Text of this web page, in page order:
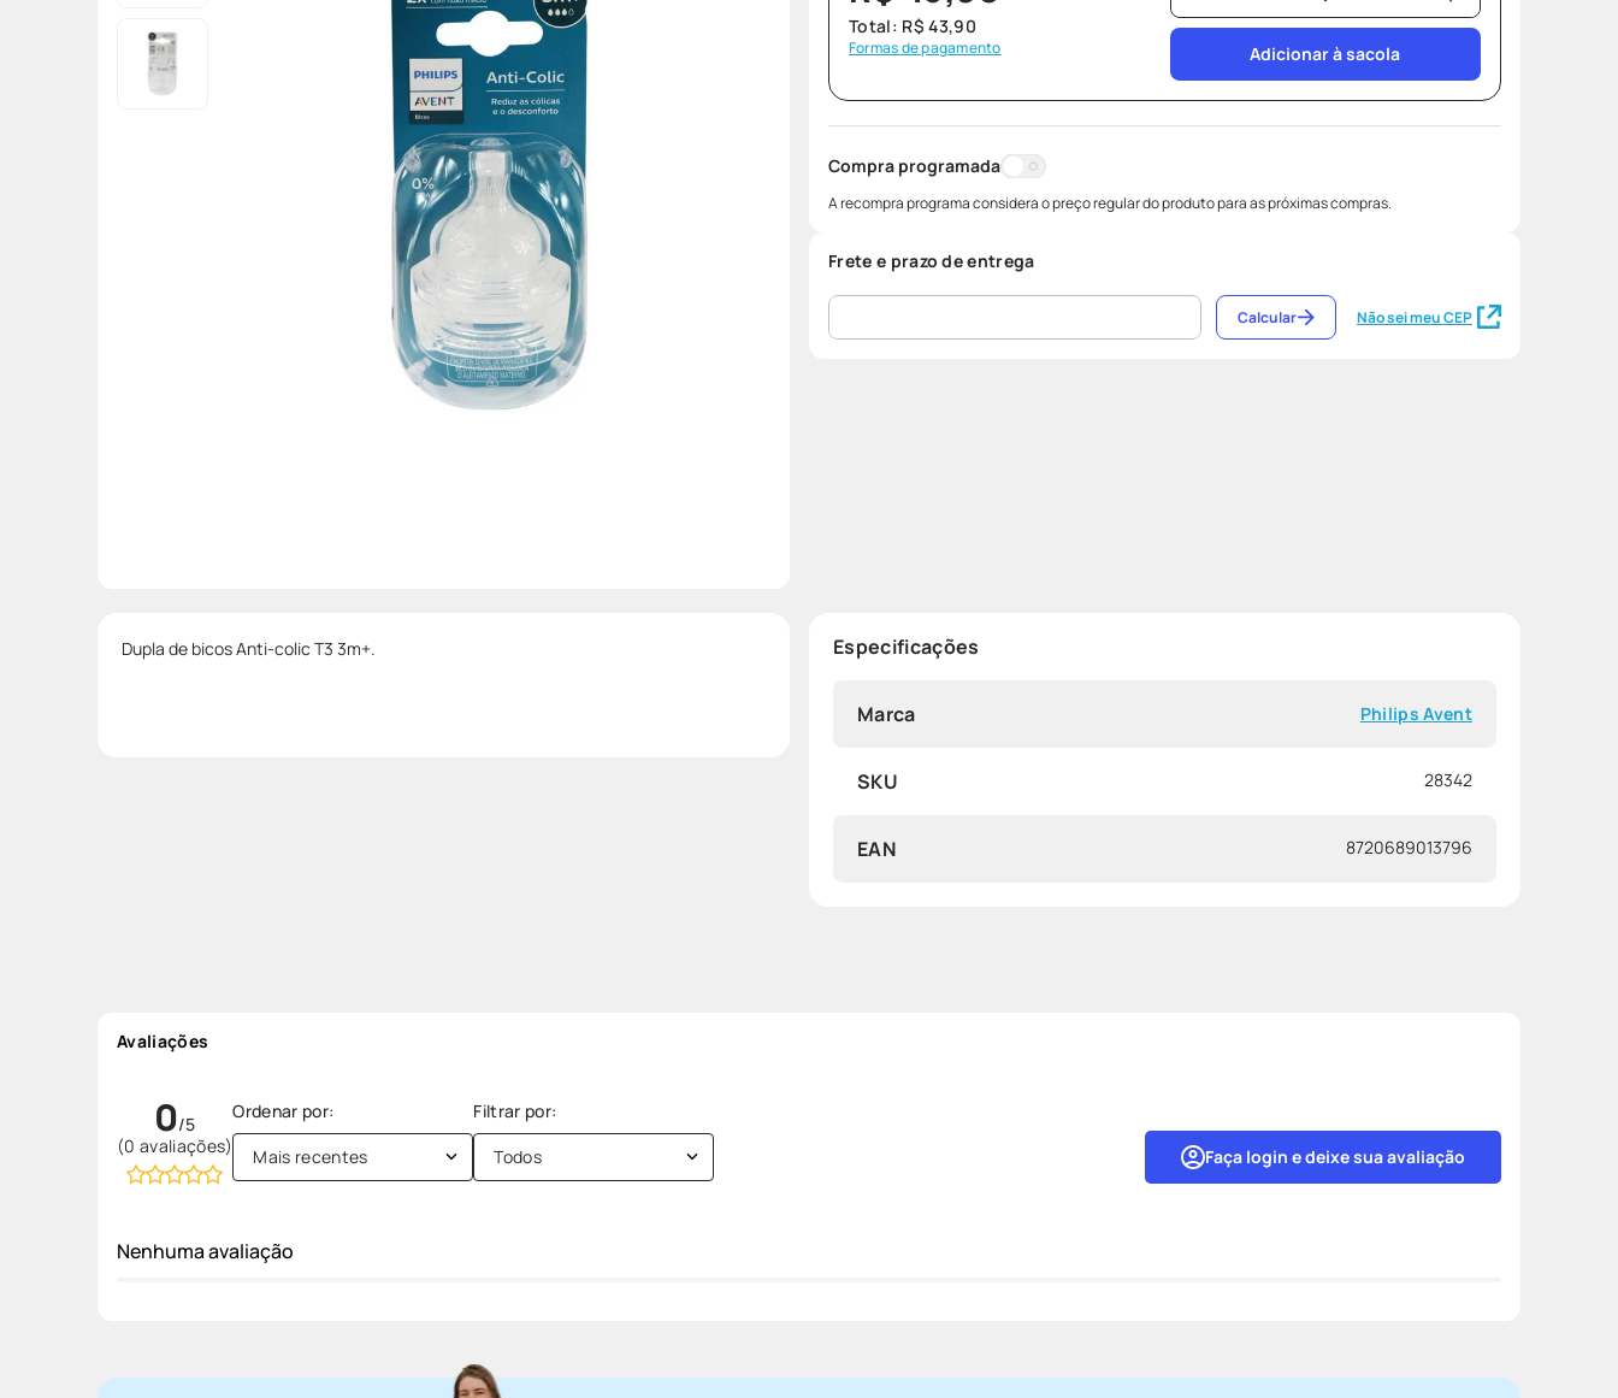
Total: R$ 43,90
Formas de pagamento Adicionar à sacola
Compra programada
A recompra programa considera o preço regular do produto para as próximas compras.
Frete e prazo de entrega
Não sei meu CEP
Calcular
Dupla de bicos Anti-colic T3 3m+. Especificações
Marca Philips Avent
SKU 28342
EAN 8720689013796
Avaliações
0
(0 avaliações) Faça login e deixe sua avaliação
Mais recentes Todos
Nenhuma avaliação